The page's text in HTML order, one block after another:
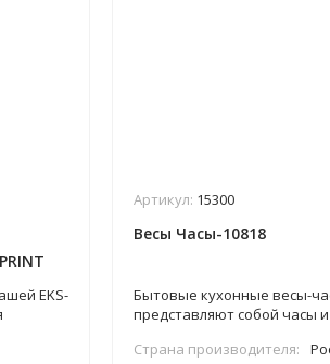
EKS-
Артикул: 15300
Весы Часы-10818
Бытовые кухонные весы-
представляют собой часы
использования в домашних
Страна производителя: